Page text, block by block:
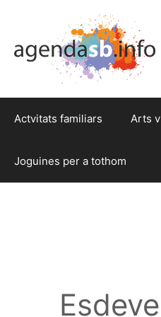
Actvitats familiars Arts
Joguines per a tothom